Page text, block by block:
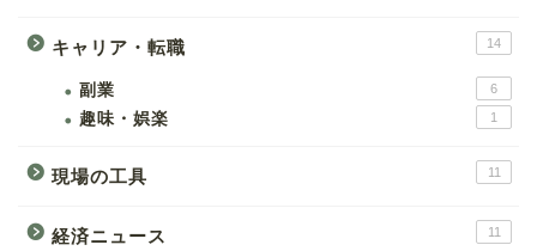
キャリア・転職 14
副業 6
趣味・娯楽 1
現場の工具 11
経済ニュース 11